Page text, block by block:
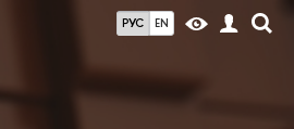
РУС EN